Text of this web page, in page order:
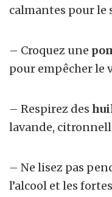
calmantes pour le
– Croquez une
pour empêcher le
– Respirez des
lavande,
– Ne lisez pas
l’alcool et les